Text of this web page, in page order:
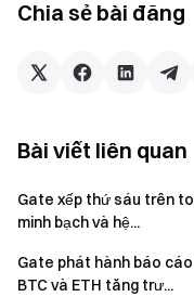
(MFSA), qua đó củng
Khi xu hướng tổ chức
hướng hạ tầng trọng
Institutional, Gate Fiat
hơn thị trường tài sản
đồng thời nâng cao
lưới thanh toán và
Chia sẻ bài đăng
Bài viết liên quan
Gate xếp thứ sáu trên
minh bạch và hệ...
Gate phát hành báo
BTC và ETH tăng trư...